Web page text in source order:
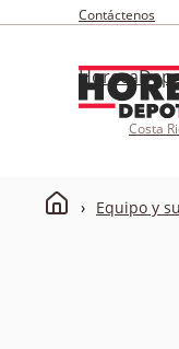
Contáctenos
Costa
Equipo y